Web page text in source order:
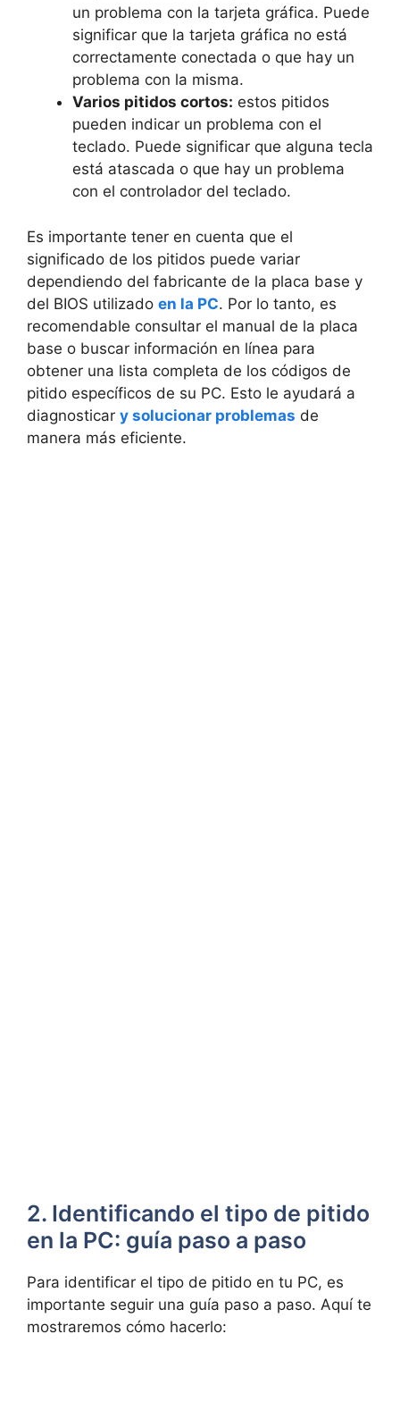
⁣un problema con‌ la tarjeta gráfica. Puede
significar que la tarjeta gráfica no está
correctamente conectada o que hay un ​
problema ⁤con la misma.
Varios pitidos cortos: estos pitidos
pueden​ indicar un problema ⁤con el
teclado. Puede‍ significar que alguna tecla
está atascada o que hay un ⁣problema
con el controlador del teclado.
Es importante tener en​ cuenta‌ que el
significado⁢ de los pitidos puede variar
dependiendo del fabricante de la placa base y
del BIOS utilizado en la PC. Por ⁢lo tanto, es
recomendable ‌consultar el manual de ⁣la⁤ placa
base o buscar información‌ en ‍línea para
obtener una⁣ lista ⁤completa de los ⁢códigos de
pitido⁢ específicos de su PC. ⁤Esto le ayudará ⁤a
diagnosticar y solucionar problemas de‍
manera ‌más eficiente.
2. ⁣Identificando el tipo de pitido
​en la PC: guía paso⁢ a paso
Para identificar ​el tipo‍ de pitido en‌ tu‌ PC, es
importante seguir una guía paso a ​paso. Aquí te
mostraremos ‍cómo hacerlo: